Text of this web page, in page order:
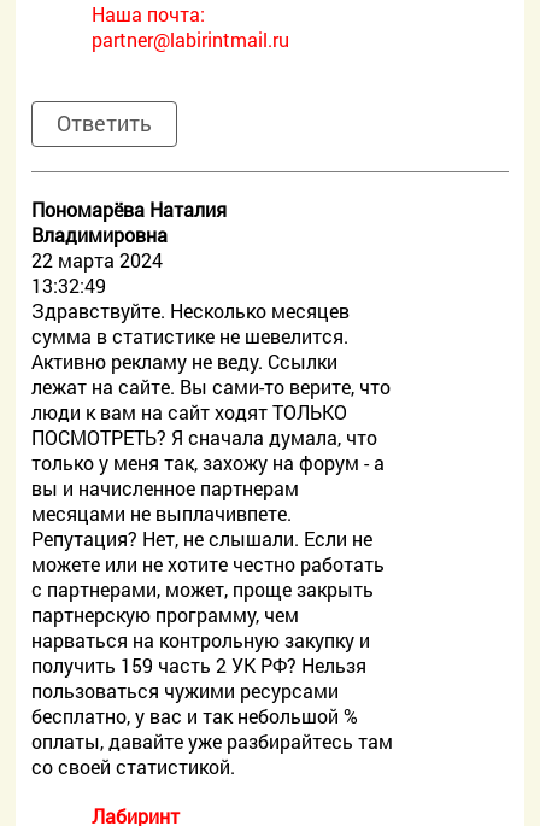
Наша почта:
partner@labirintmail.ru
Ответить
Пономарёва Наталия
Владимировна
22 марта 2024
13:32:49
Здравствуйте. Несколько месяцев
сумма в статистике не шевелится.
Активно рекламу не веду. Ссылки
лежат на сайте. Вы сами-то верите, что
люди к вам на сайт ходят ТОЛЬКО
ПОСМОТРЕТЬ? Я сначала думала, что
только у меня так, захожу на форум - а
вы и начисленное партнерам
месяцами не выплачивпете.
Репутация? Нет, не слышали. Если не
можете или не хотите честно работать
с партнерами, может, проще закрыть
партнерскую программу, чем
нарваться на контрольную закупку и
получить 159 часть 2 УК РФ? Нельзя
пользоваться чужими ресурсами
бесплатно, у вас и так небольшой %
оплаты, давайте уже разбирайтесь там
со своей статистикой.
Лабиринт